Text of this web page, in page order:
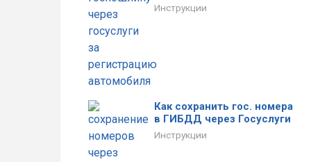
Инструкции
Как сохранить гос. номера
в ГИБДД через Госуслуги
Инструкции